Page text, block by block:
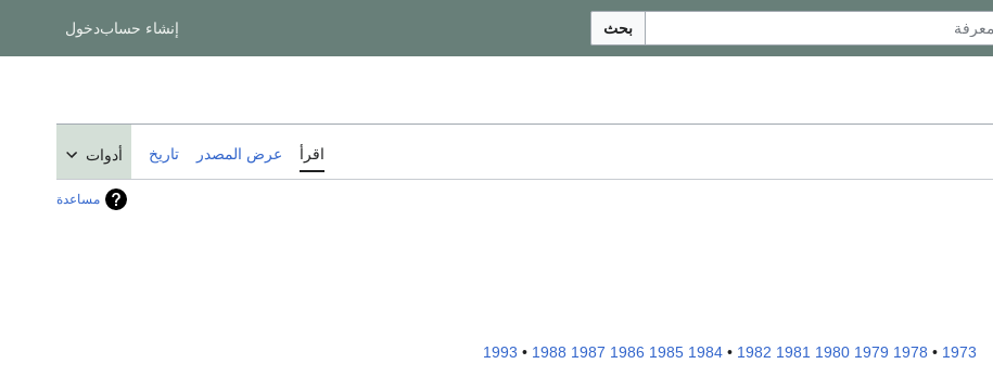
بحث إنشاء حسابدخول
اقرأ عرض المصدر تاريخ أدوات
مساعدة
1973
•
1978
1979
1980
1981
1982
•
1984
1985
1986
1987
1988
•
1993